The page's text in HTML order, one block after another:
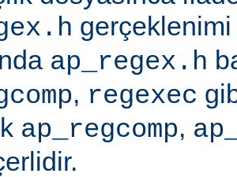
ap_regex.h
, regexec
ap_regcomp,